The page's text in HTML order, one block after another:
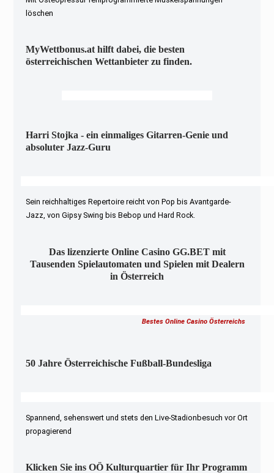
löschen
MyWettbonus.at hilft dabei, die besten
österreichischen Wettanbieter zu finden.
Harri Stojka - ein einmaliges Gitarren-Genie und
absoluter Jazz-Guru
Sein reichhaltiges Repertoire reicht von Pop bis Avantgarde-
Jazz, von Gipsy Swing bis Bebop und Hard Rock.
Das lizenzierte Online Casino GG.BET mit
Tausenden Spielautomaten und Spielen mit Dealern
in Österreich
Bestes Online Casino Österreichs
50 Jahre Österreichische Fußball-Bundesliga
Spannend, sehenswert und stets den Live-Stadionbesuch vor Ort
propagierend
Klicken Sie ins OÖ Kulturquartier für Ihr Programm